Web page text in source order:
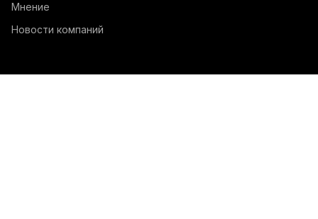
Мнение
Новости компаний